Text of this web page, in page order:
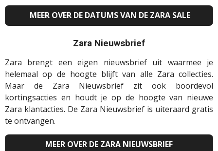
MEER OVER DE DATUMS VAN DE ZARA SALE
Zara Nieuwsbrief
Zara brengt een eigen nieuwsbrief uit waarmee je
helemaal op de hoogte blijft van alle Zara collecties.
Maar de Zara Nieuwsbrief zit ook boordevol
kortingsacties en houdt je op de hoogte van nieuwe
Zara klantacties. De Zara Nieuwsbrief is uiteraard gratis
te ontvangen.
MEER OVER DE ZARA NIEUWSBRIEF